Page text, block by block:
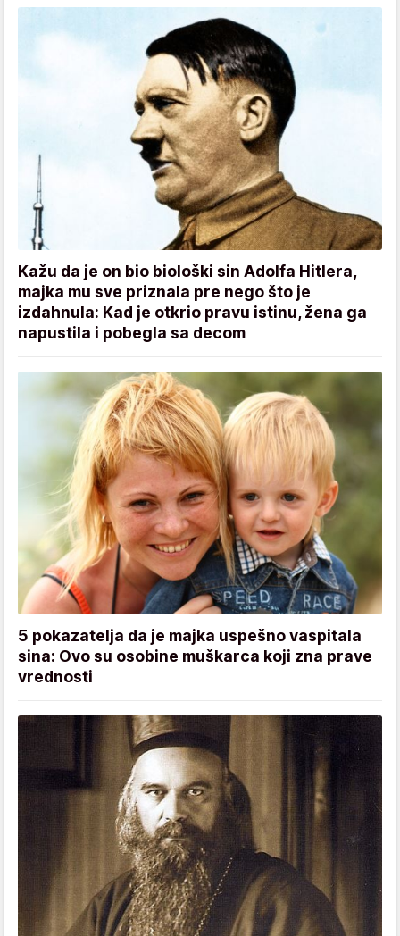
Kažu da je on bio biološki sin Adolfa Hitlera,
majka mu sve priznala pre nego što je
izdahnula: Kad je otkrio pravu istinu, žena ga
napustila i pobegla sa decom
5 pokazatelja da je majka uspešno vaspitala
sina: Ovo su osobine muškarca koji zna prave
vrednosti